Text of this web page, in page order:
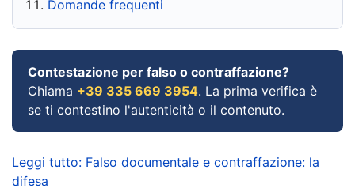
Domande frequenti
Contestazione per falso o contraffazione?
Chiama +39 335 669 3954. La prima verifica è
se ti contestino l'autenticità o il contenuto.
Leggi tutto: Falso documentale e contraffazione: la
difesa